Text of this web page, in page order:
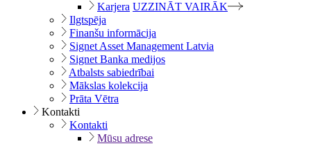
Karjera UZZINĀT VAIRĀK
Ilgtspēja
Finanšu informācija
Signet Asset Management Latvia
Signet Banka medijos
Atbalsts sabiedrībai
Mākslas kolekcija
Prāta Vētra
Kontakti
Kontakti
Mūsu adrese